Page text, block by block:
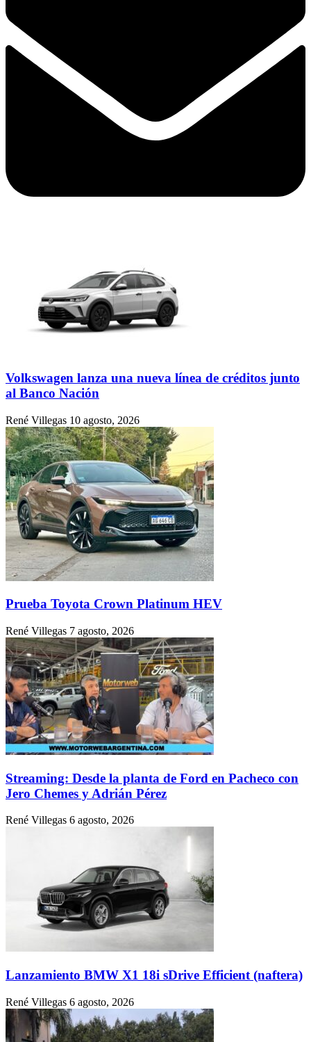
Volkswagen lanza una nueva línea de créditos junto
al Banco Nación
René Villegas 10 agosto, 2026
Prueba Toyota Crown Platinum HEV
René Villegas 7 agosto, 2026
Streaming: Desde la planta de Ford en Pacheco con
Jero Chemes y Adrián Pérez
René Villegas 6 agosto, 2026
Lanzamiento BMW X1 18i sDrive Efficient (naftera)
René Villegas 6 agosto, 2026